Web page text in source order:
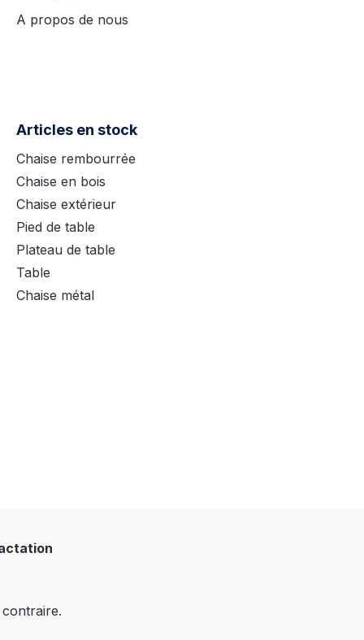
A propos de nous
Articles en stock
Chaise rembourrée
Chaise en bois
Chaise extérieur
Pied de table
Plateau de table
Table
Chaise métal